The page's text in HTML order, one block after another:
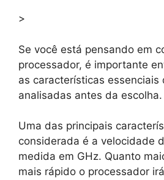
>
Se você está pensando em
processador, é importante
as características essenciais
analisadas antes da escolha.
Uma das principais
considerada é a velocidade
medida em GHz. Quanto
mais rápido o processador